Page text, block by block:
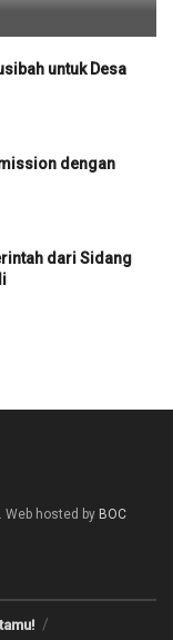
untuk Desa
dengan
dari Sidang
Web hosted by BOC